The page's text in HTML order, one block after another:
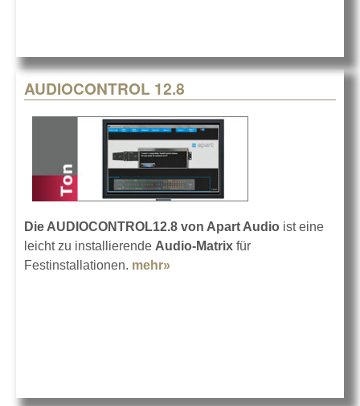
AUDIOCONTROL 12.8
Die AUDIOCONTROL12.8 von Apart Audio ist eine
leicht zu installierende Audio-Matrix für
Festinstallationen. mehr»